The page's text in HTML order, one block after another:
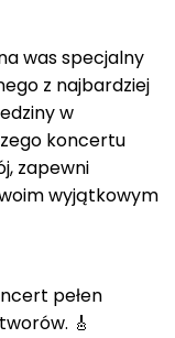
was specjalny
z najbardziej
w
koncertu
zapewni
wyjątkowym
pełen
🎸